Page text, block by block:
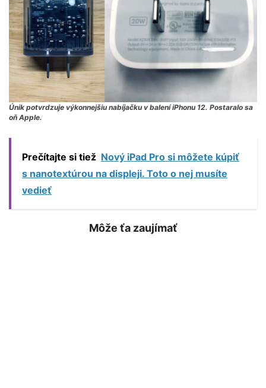
Únik potvrdzuje výkonnejšiu nabíjačku v balení iPhonu 12. Postaralo sa
oň Apple.
Prečítajte si tiež Nový iPad Pro si môžete kúpiť
s nanotextúrou na displeji. Toto o nej musíte
vedieť
Môže ťa zaujímať